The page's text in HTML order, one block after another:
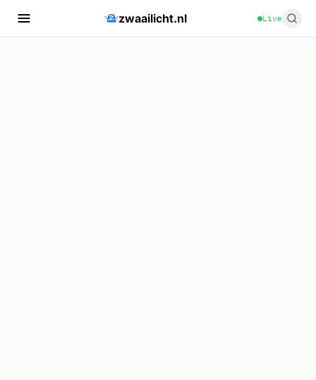
zwaailicht.nl Live